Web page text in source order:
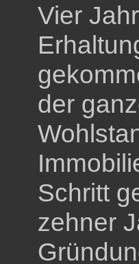
Vier
der
Schritt
zehner